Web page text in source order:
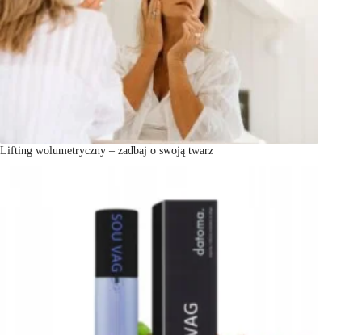
Lifting wolumetryczny – zadbaj o swoją twarz